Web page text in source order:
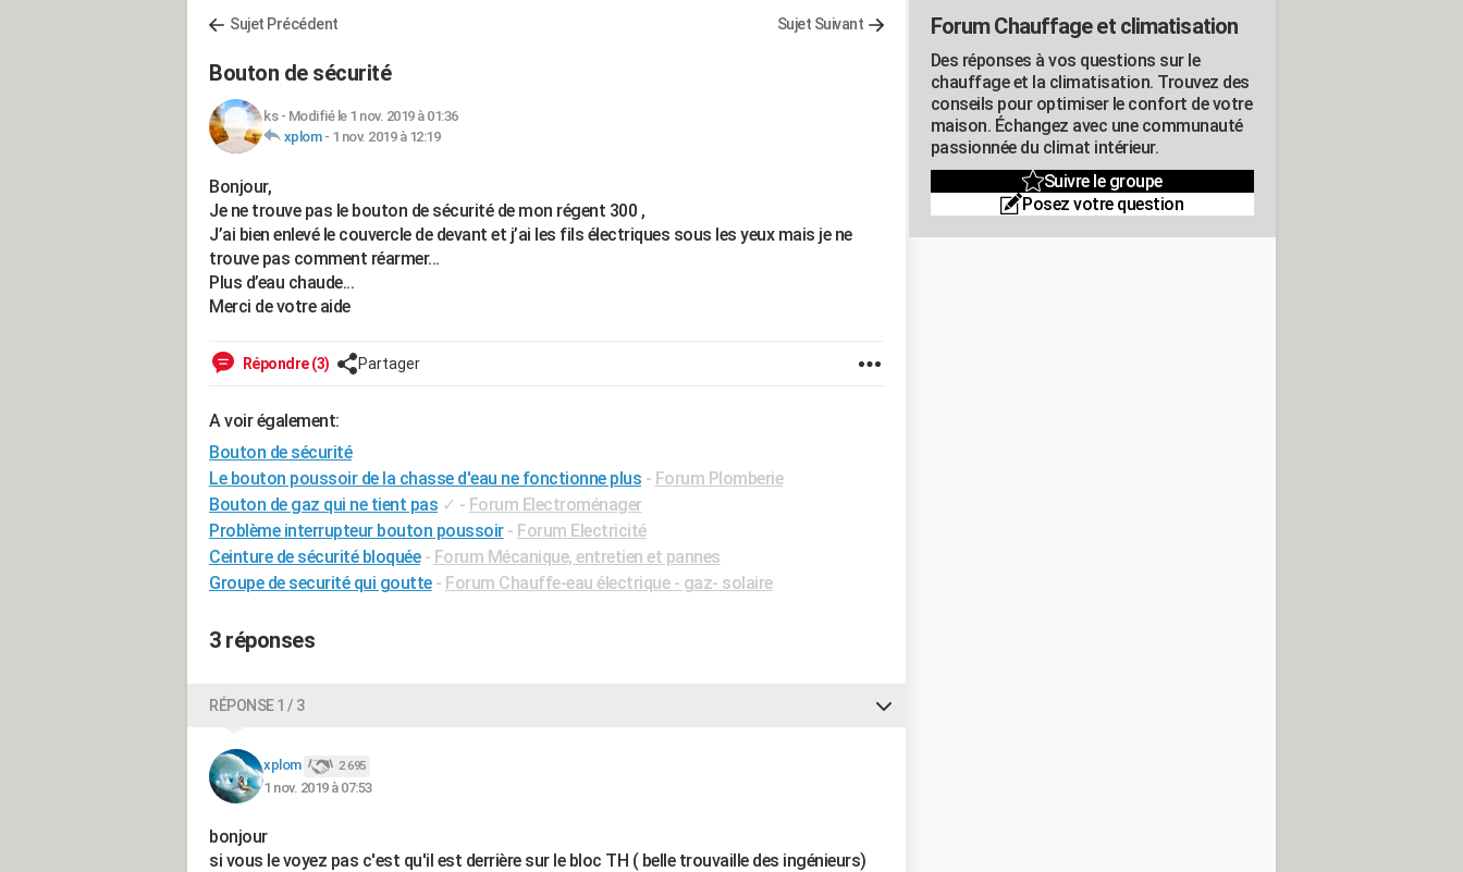
Sujet Précédent Sujet Suivant
Bouton de sécurité
ks- Modifié le 1 nov. 2019 à 01:36
xplom- 1 nov. 2019 à 12:19
Bonjour,
Je ne trouve pas le bouton de sécurité de mon régent 300 ,
J’ai bien enlevé le couvercle de devant et j’ai les fils électriques sous les yeux mais je ne
trouve pas comment réarmer...
Plus d’eau chaude...
Merci de votre aide
Répondre (3) Partager
A voir également:
Bouton de sécurité
Le bouton poussoir de la chasse d'eau ne fonctionne plus - Forum Plomberie
Bouton de gaz qui ne tient pas ✓ - Forum Electroménager
Problème interrupteur bouton poussoir - Forum Electricité
Ceinture de sécurité bloquée - Forum Mécanique, entretien et pannes
Groupe de securité qui goutte - Forum Chauffe-eau électrique - gaz- solaire
3 réponses
RÉPONSE 1 / 3
xplom 2 695
1 nov. 2019 à 07:53
bonjour
si vous le voyez pas c'est qu'il est derrière sur le bloc TH ( belle trouvaille des ingénieurs)
Forum Chauffage et climatisation
Des réponses à vos questions sur le
chauffage et la climatisation. Trouvez des
conseils pour optimiser le confort de votre
maison. Échangez avec une communauté
passionnée du climat intérieur.
Suivre le groupe
Posez votre question